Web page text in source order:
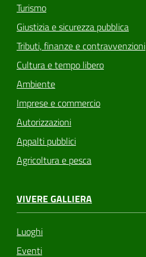
Turismo
Giustizia e sicurezza pubblica
Tributi, finanze e contravvenzioni
Cultura e tempo libero
Ambiente
Imprese e commercio
Autorizzazioni
Appalti pubblici
Agricoltura e pesca
VIVERE GALLIERA
Luoghi
Eventi